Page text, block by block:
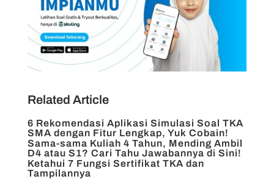
Related Article
6 Rekomendasi Aplikasi Simulasi Soal TKA
SMA dengan Fitur Lengkap, Yuk Cobain!
Sama-sama Kuliah 4 Tahun, Mending Ambil
D4 atau S1? Cari Tahu Jawabannya di Sini!
Ketahui 7 Fungsi Sertifikat TKA dan
Tampilannya